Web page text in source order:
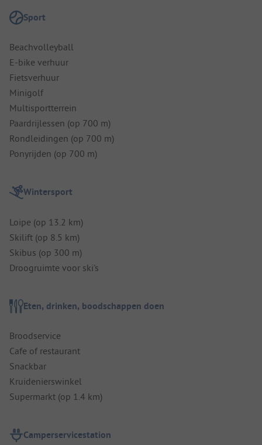
Sport
Beachvolleyball
E-bike verhuur
Fietsverhuur
Minigolf
Multisportterrein
Paardrijlessen (op 700 m)
Rondleidingen (op 700 m)
Ponyrijden (op 700 m)
Wintersport
Loipe (op 13.2 km)
Skilift (op 8.5 km)
Skibus (op 300 m)
Droogruimte voor ski's
Eten, drinken, boodschappen doen
Broodservice
Cafe of restaurant
Snackbar
Kruidenierswinkel
Supermarkt (op 1.4 km)
Camperservicestation